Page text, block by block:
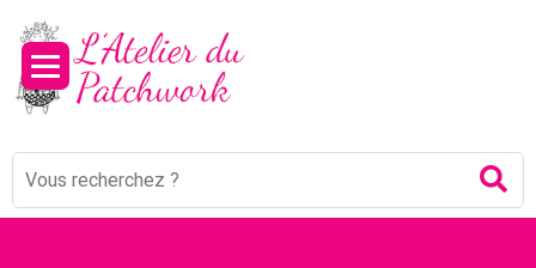
Mots
Panneau de gestion des cookies